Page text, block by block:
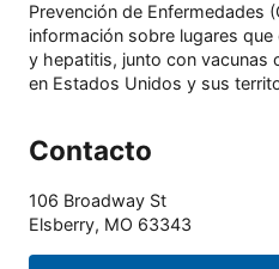
Prevención de Enfermedades
información sobre lugares
y hepatitis, junto con vacunas
en Estados Unidos y sus
Contacto
106 Broadway St
Elsberry, MO 63343